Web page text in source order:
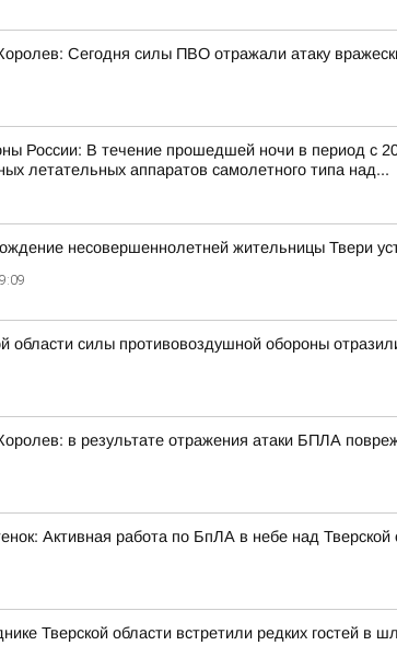
Сегодня силы ПВО отражали атаку
России: В течение прошедшей ночи в период с
летательных аппаратов самолетного типа над...
несовершеннолетней жительницы Твери
области силы противовоздушной обороны
в результате отражения атаки БПЛА
Активная работа по БпЛА в небе над
Тверской области встретили редких гостей в